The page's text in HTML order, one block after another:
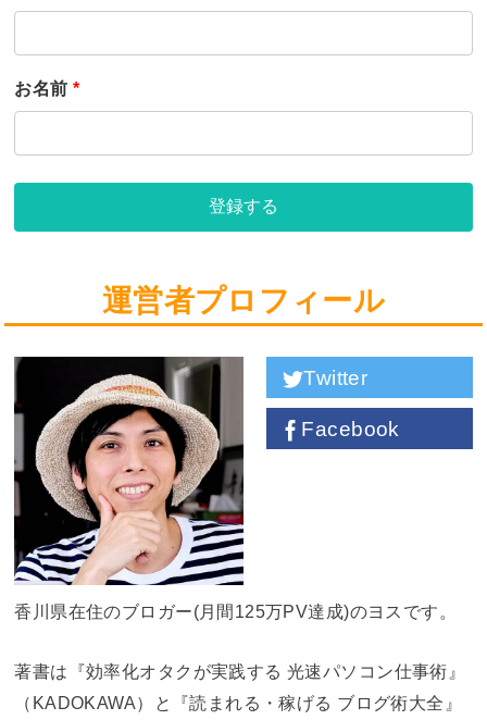
お名前 *
登録する
運営者プロフィール
Twitter
Facebook
香川県在住のブロガー(月間125万PV達成)のヨスです。
著書は『効率化オタクが実践する 光速パソコン仕事術』
（KADOKAWA）と『読まれる・稼げる ブログ術大全』